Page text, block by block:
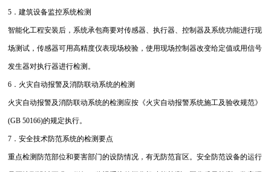
5．建筑设备监控系统检测
智能化工程安装后，系统承包商要对传感器、执行器、控制器及系统功能进行现
场测试，传感器可用高精度仪表现场校验，使用现场控制器改变给定值或用信号
发生器对执行器进行检测。
6．火灾自动报警及消防联动系统的检测
火灾自动报警及消防联动系统的检测应按《火灾自动报警系统施工及验收规范》
(GB 50166)的规定执行。
7．安全技术防范系统的检测要点
重点检测防范部位和要害部门的设防情况，有无防范盲区。安全防范设备的运行